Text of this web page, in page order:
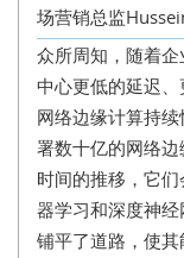
场营销总监
众所周知，随着
中心更低的延迟、
网络边缘计算持
署数十亿的网络
时间的推移，它
器学习和深度神
铺平了道路，使